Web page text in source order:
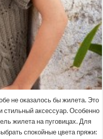
не оказалось бы жилета. Это
стильный аксессуар. Особенно
жилета на пуговицах. Для
спокойные цвета пряжи: